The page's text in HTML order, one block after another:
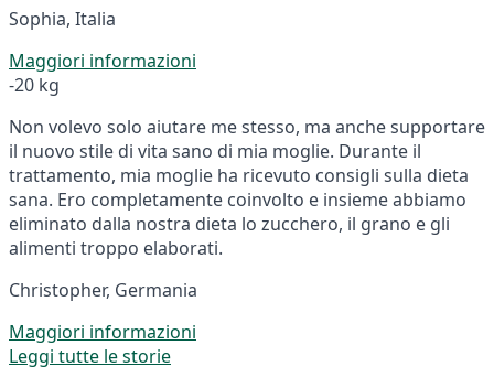
Sophia, Italia
Maggiori informazioni
-20 kg
Non volevo solo aiutare me stesso, ma anche supportare
il nuovo stile di vita sano di mia moglie. Durante il
trattamento, mia moglie ha ricevuto consigli sulla dieta
sana. Ero completamente coinvolto e insieme abbiamo
eliminato dalla nostra dieta lo zucchero, il grano e gli
alimenti troppo elaborati.
Christopher, Germania
Maggiori informazioni
Leggi tutte le storie